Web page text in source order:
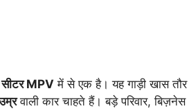
MPV में से एक है। यह गाड़ी खास तौर
वाली कार चाहते हैं। बड़े परिवार, बिज़नेस